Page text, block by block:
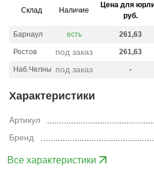
Характеристики
Артикул
Бренд
Все характеристики
Склад Наличие
Цена для
руб.
Барнаул есть 261,63
Ростов под заказ 261,63
Наб.Челны под заказ -